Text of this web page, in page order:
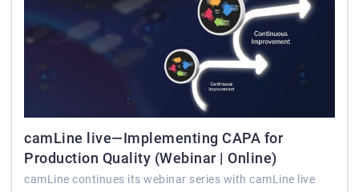
camLine live—Implementing CAPA for
Production Quality (Webinar | Online)
camLine continues its webinar series with camLine live